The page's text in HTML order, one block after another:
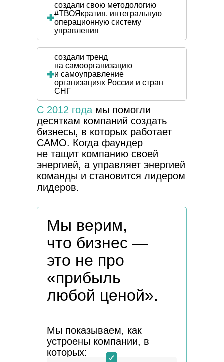
С 2012 года мы помогли
десяткам компаний создать
бизнесы, в которых работает
САМО. Когда фаундер
не тащит компанию своей
энергией, а управляет энергией
команды и становится лидером
лидеров.
создали свою методологию
#ТВОЯкратия, интегральную
операционную систему
управления
создали тренд
на самоорганизацию
и самоуправление
организациях России и стран
СНГ
Мы верим,
что бизнес —
это не про
«прибыль
любой ценой».
Мы показываем, как
устроены компании, в
которых:
Про бизнес и даже